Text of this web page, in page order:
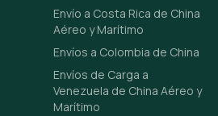
Envío a Costa Rica de China
Aéreo y Marítimo
Envíos a Colombia de China
Envíos de Carga a
Venezuela de China Aéreo y
Marítimo